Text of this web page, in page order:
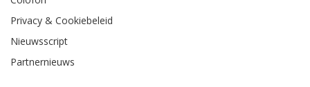
Privacy & Cookiebeleid
Nieuwsscript
Partnernieuws